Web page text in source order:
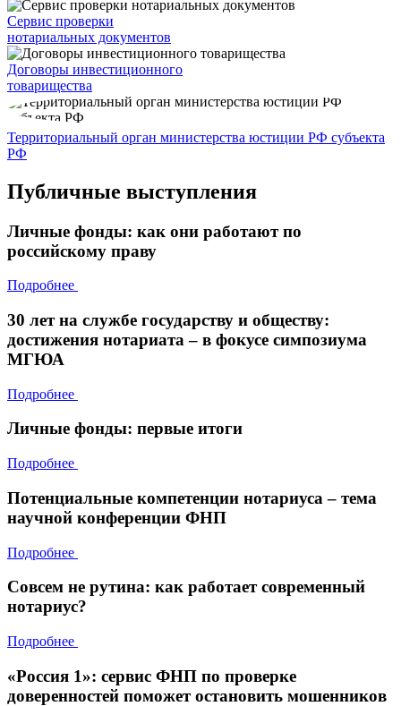
Сервис проверки
нотариальных документов
Договоры инвестиционного
товарищества
Территориальный орган министерства юстиции РФ субъекта
РФ
Публичные выступления
Личные фонды: как они работают по
российскому праву
Подробнее
30 лет на службе государству и обществу:
достижения нотариата – в фокусе симпозиума
МГЮА
Подробнее
Личные фонды: первые итоги
Подробнее
Потенциальные компетенции нотариуса – тема
научной конференции ФНП
Подробнее
Совсем не рутина: как работает современный
нотариус?
Подробнее
«Россия 1»: сервис ФНП по проверке
доверенностей поможет остановить мошенников